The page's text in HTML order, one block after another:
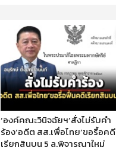
‘องค์คณะวินิจฉัยฯ’สั่งไม่รับคำ
ร้อง‘อดีต สส.เพื่อไทย’ขอรื้อคดี
เรียกสินบน 5 ล.พิจารณาใหม่